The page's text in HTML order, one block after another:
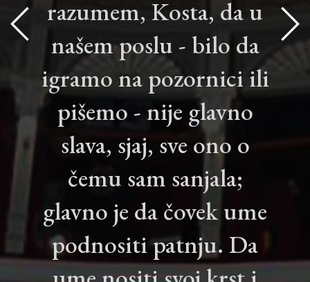
razumem, Kosta, da u
našem poslu - bilo da
igramo na pozornici ili
pišemo - nije glavno
slava, sjaj, sve ono o
čemu sam sanjala;
glavno je da čovek ume
podnositi patnju. Da